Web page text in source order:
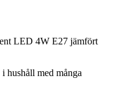
LED 4W E27 jämfört
hushåll med många